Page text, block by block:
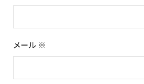
メール ※